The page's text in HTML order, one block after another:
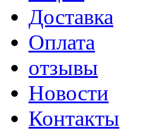
Доставка
Оплата
отзывы
Новости
Контакты